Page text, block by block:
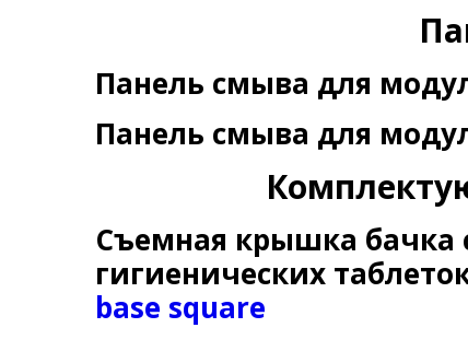
Панель смыва для
Панель смыва для
Съемная крышка бачка
гигиенических
base square